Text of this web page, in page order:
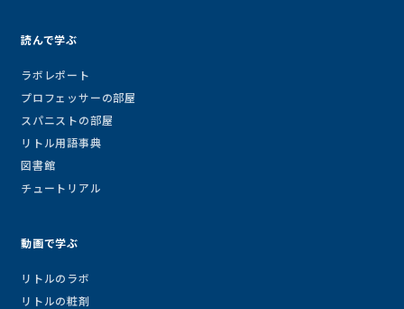
読んで学ぶ
ラボレポート
プロフェッサーの部屋
スパニストの部屋
リトル用語事典
図書館
チュートリアル
動画で学ぶ
リトルのラボ
リトルの粧剤